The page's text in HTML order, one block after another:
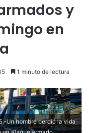
y
en
1 minuto de lectura
Un hombre perdió la vida